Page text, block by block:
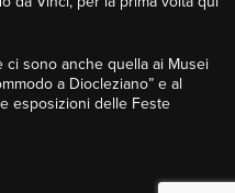
ci sono anche quella ai Musei
a Diocleziano” e al
esposizioni delle Feste